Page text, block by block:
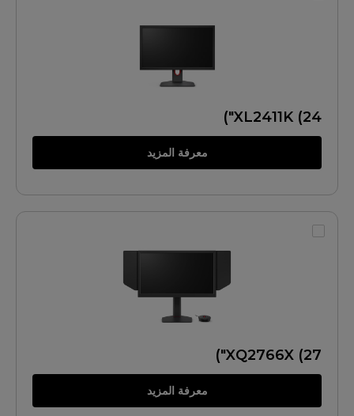
XL2411K (24")
معرفة المزيد
XQ2766X (27")
معرفة المزيد